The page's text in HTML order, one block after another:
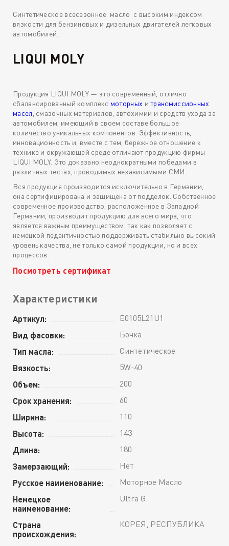
Синтетическое всесезонное масло с высоким индексом
вязкости для бензиновых и дизельных двигателей легковых
автомобилей.
LIQUI MOLY
Продукция LIQUI MOLY — это современный, отлично
сбалансированный комплекс моторных итрансмиссионных
масел , смазочных материалов, автохимии и средств ухода за
автомобилем, имеющий в своем составе большое
количество уникальных компонентов. Эффективность,
инновационность и, вместе с тем, бережное отношение к
технике и окружающей среде отличают продукцию фирмы
LIQUI MOLY. Это доказано неоднократными победами в
различных тестах, проводимых независимыми СМИ.
Вся продукция производится исключительно в Германии,
она сертифицирована и защищена от подделок. Собственное
современное производство, расположенное в Западной
Германии, производит продукцию для всего мира, что
является важным преимуществом, так как позволяет с
немецкой педантичностью поддерживать стабильно высокий
уровень качества, не только самой продукции, но и всех
процессов.
Посмотреть сертификат
Характеристики
Артикул: E0105L21U1
Вид фасовки: Бочка
Тип масла: Синтетическое
Вязкость: 5W-40
Объем: 200
Срок хранения: 60
Ширина: 110
Высота: 143
Длина: 180
Замерзающий: Нет
Русское наименование: Моторное Масло
Немецкое
наименование:
Ultra G
Страна
происхождения:
КОРЕЯ, РЕСПУБЛИКА